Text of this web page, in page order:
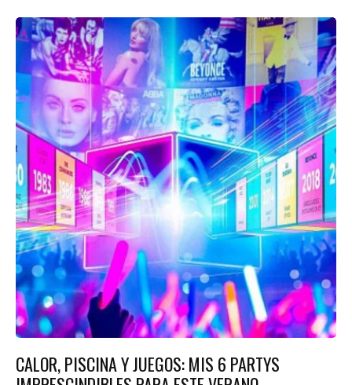
CALOR, PISCINA Y JUEGOS: MIS 6 PARTYS